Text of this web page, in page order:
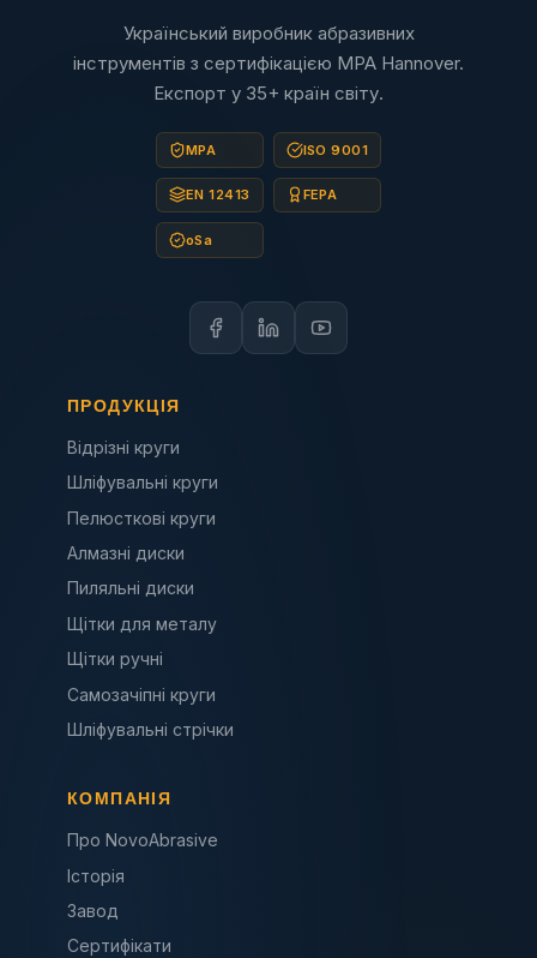
Український виробник абразивних
інструментів з сертифікацією MPA Hannover.
Експорт у 35+ країн світу.
MPA ISO 9001
EN 12413 FEPA
oSa
ПРОДУКЦІЯ
Відрізні круги
Шліфувальні круги
Пелюсткові круги
Алмазні диски
Пиляльні диски
Щітки для металу
Щітки ручні
Самозачіпні круги
Шліфувальні стрічки
КОМПАНІЯ
Про NovoAbrasive
Історія
Завод
Сертифікати